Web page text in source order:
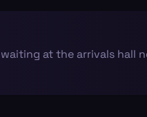
at the arrivals hall